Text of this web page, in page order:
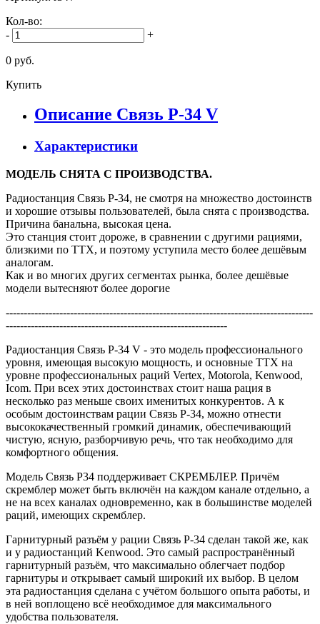
Кол-во:
-
+
0 руб.
Купить
Описание Связь Р-34 V
Характеристики
МОДЕЛЬ СНЯТА С ПРОИЗВОДСТВА.
Радиостанция Связь Р-34, не смотря на множество достоинств
и хорошие отзывы пользователей, была снята с производства.
Причина банальна, высокая цена.
Это станция стоит дороже, в сравнении с другими рациями,
близкими по ТТХ, и поэтому уступила место более дешёвым
аналогам.
Как и во многих других сегментах рынка, более дешёвые
модели вытесняют более дорогие
--------------------------------------------------------------------------------------
--------------------------------------------------------------
Радиостанция Связь Р-34 V - это модель профессионального
уровня, имеющая высокую мощность, и основные ТТХ на
уровне профессиональных раций Vertex, Motorola, Kenwood,
Icom. При всех этих достоинствах стоит наша рация в
несколько раз меньше своих именитых конкурентов. А к
особым достоинствам рации Связь Р-34, можно отнести
высококачественный громкий динамик, обеспечивающий
чистую, ясную, разборчивую речь, что так необходимо для
комфортного общения.
Модель Связь Р34 поддерживает СКРЕМБЛЕР. Причём
скремблер может быть включён на каждом канале отдельно, а
не на всех каналах одновременно, как в большинстве моделей
раций, имеющих скремблер.
Гарнитурный разъём у рации Связь Р-34 сделан такой же, как
и у радиостанций Kenwood. Это самый распространённый
гарнитурный разъём, что максимально облегчает подбор
гарнитуры и открывает самый широкий их выбор. В целом
эта радиостанция сделана с учётом большого опыта работы, и
в ней воплощено всё необходимое для максимального
удобства пользователя.